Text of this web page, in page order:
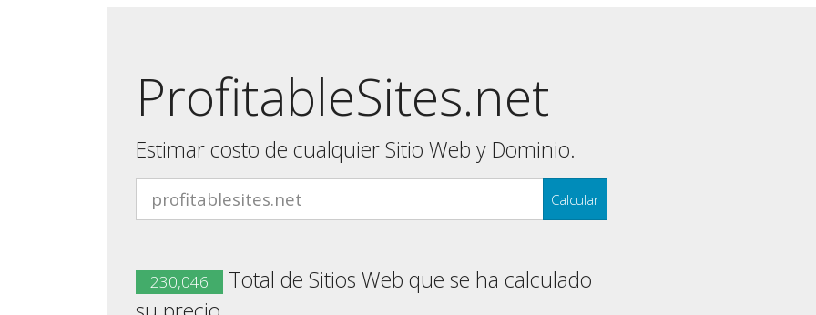
ProfitableSites.net
Estimar costo de cualquier Sitio Web y Dominio.
Calcular
230,046
Total de Sitios Web que se ha calculado